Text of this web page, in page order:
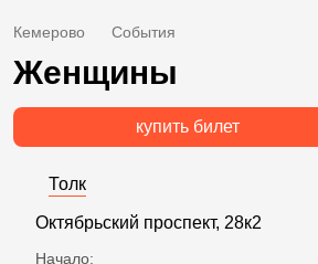
Кемерово События
Женщины
купить билет
Толк
Октябрьский проспект, 28к2
Начало: